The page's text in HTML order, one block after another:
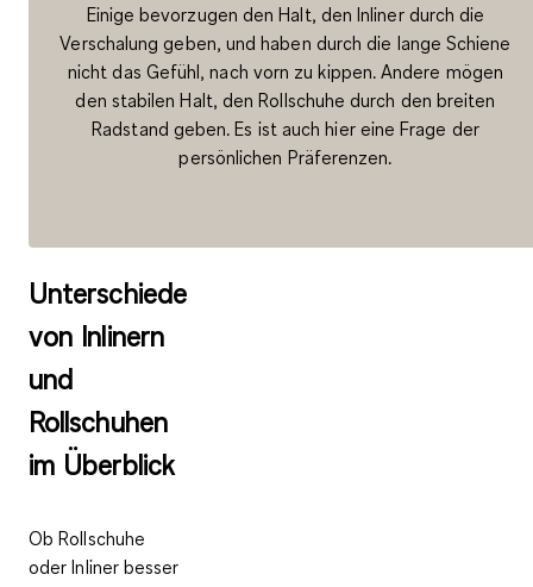
Einige bevorzugen den Halt, den Inliner durch die
Verschalung geben, und haben durch die lange Schiene
nicht das Gefühl, nach vorn zu kippen. Andere mögen
den stabilen Halt, den Rollschuhe durch den breiten
Radstand geben. Es ist auch hier eine Frage der
persönlichen Präferenzen.
Unterschiede
von Inlinern
und
Rollschuhen
im Überblick
Ob Rollschuhe
oder Inliner besser